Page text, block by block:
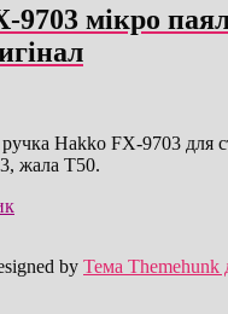
9703 мікро
Hakko FX-9703 для
жала T50.
by Тема Themehunk